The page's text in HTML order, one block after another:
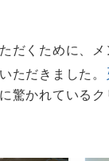
だくために、
ただきました。
驚かれている